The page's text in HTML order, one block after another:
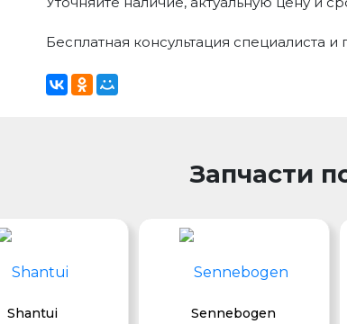
Бесплатная консультация специалиста
Запчасти
Shantui Sennebogen